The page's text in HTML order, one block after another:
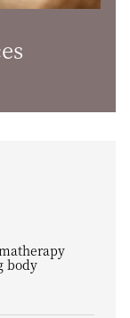
body